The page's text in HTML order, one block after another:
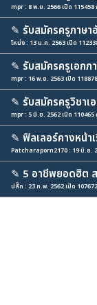
mpr : 8 พ.ย. 2566 เปิด 115458
✎ รับสมัครครูภาษา
โหน่ง : 13 ม.ค. 2563 เปิด
✎ รับสมัครครูเอกภ
mpr : 16 พ.ย. 2563 เปิด
✎ รับสมัครครูวิชาเ
mpr : 5 มิ.ย. 2562 เปิด 110465
✎ ฟิลเลอร์คางหน้า
Patcharaporn2170 : 19 มิ.ย.
✎ 5 อาชีพยอดฮิต
ปลั๊ก : 23 ก.พ. 2562 เปิด